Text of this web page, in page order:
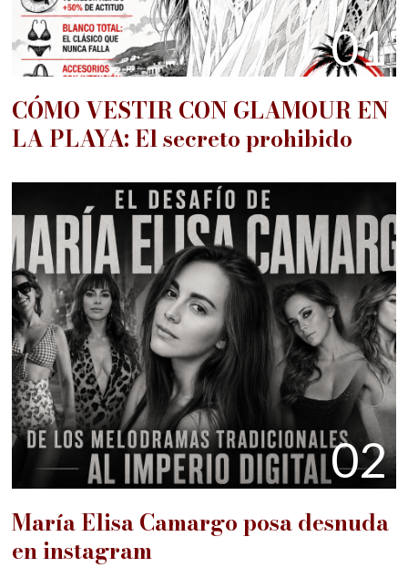
01
CÓMO VESTIR CON GLAMOUR EN
LA PLAYA: El secreto prohibido
02
María Elisa Camargo posa desnuda
en instagram